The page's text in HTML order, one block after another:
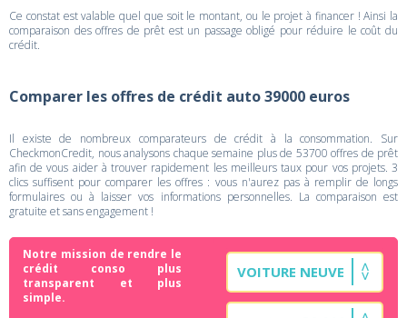
Ce constat est valable quel que soit le montant, ou le projet à financer ! Ainsi la
comparaison des offres de prêt est un passage obligé pour réduire le coût du
crédit.
Comparer les offres de crédit auto 39000 euros
Il existe de nombreux comparateurs de crédit à la consommation. Sur
CheckmonCredit, nous analysons chaque semaine plus de 53700 offres de prêt
afin de vous aider à trouver rapidement les meilleurs taux pour vos projets. 3
clics suffisent pour comparer les offres : vous n'aurez pas à remplir de longs
formulaires ou à laisser vos informations personnelles. La comparaison est
gratuite et sans engagement !
Notre mission de rendre le
crédit conso plus
transparent et plus
simple.